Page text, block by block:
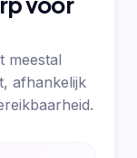
meestal
afhankelijk